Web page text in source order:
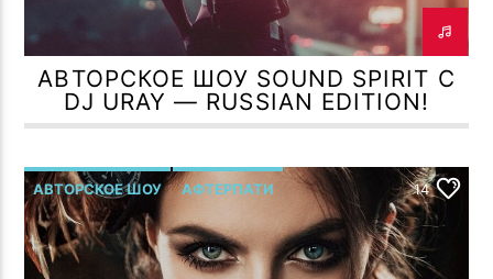
АВТОРСКОЕ ШОУ SOUND SPIRIT С
DJ URAY — RUSSIAN EDITION!
АВТОРСКОЕ ШОУ АФТЕРПАТИ
Р.МЕЛЬМОНТ
14